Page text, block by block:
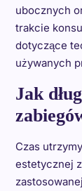
ubocznych
trakcie
dotyczące
używanych
Jak
Czas
estetycznej